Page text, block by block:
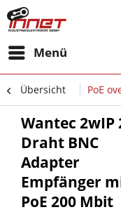
Menü
Übersicht PoE
Wantec 2wIP
Draht BNC
Adapter
Empfänger
PoE 200 Mbit